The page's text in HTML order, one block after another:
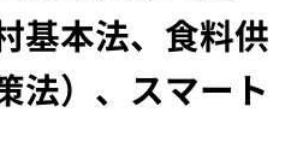
基本法、食料供
法）、スマート